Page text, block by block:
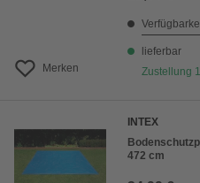
Merken
lieferbar
Zustellung
INTEX
472 cm